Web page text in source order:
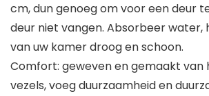
cm, dun genoeg om voor een deur
deur niet vangen. Absorbeer water,
van uw kamer droog en schoon.
Comfort: geweven en gemaakt van
vezels, voeg duurzaamheid en